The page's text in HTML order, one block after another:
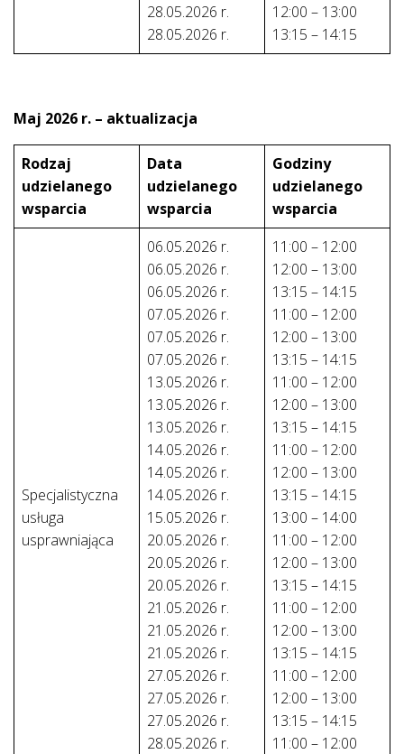
28.05.2026 r.
28.05.2026 r.
12:00 – 13:00
13:15 – 14:15
Maj 2026 r. – aktualizacja
Rodzaj
udzielanego
wsparcia
Data
udzielanego
wsparcia
Godziny
udzielanego
wsparcia
Specjalistyczna
usługa
usprawniająca
06.05.2026 r.
06.05.2026 r.
06.05.2026 r.
07.05.2026 r.
07.05.2026 r.
07.05.2026 r.
13.05.2026 r.
13.05.2026 r.
13.05.2026 r.
14.05.2026 r.
14.05.2026 r.
14.05.2026 r.
15.05.2026 r.
20.05.2026 r.
20.05.2026 r.
20.05.2026 r.
21.05.2026 r.
21.05.2026 r.
21.05.2026 r.
27.05.2026 r.
27.05.2026 r.
27.05.2026 r.
28.05.2026 r.
11:00 – 12:00
12:00 – 13:00
13:15 – 14:15
11:00 – 12:00
12:00 – 13:00
13:15 – 14:15
11:00 – 12:00
12:00 – 13:00
13:15 – 14:15
11:00 – 12:00
12:00 – 13:00
13:15 – 14:15
13:00 – 14:00
11:00 – 12:00
12:00 – 13:00
13:15 – 14:15
11:00 – 12:00
12:00 – 13:00
13:15 – 14:15
11:00 – 12:00
12:00 – 13:00
13:15 – 14:15
11:00 – 12:00